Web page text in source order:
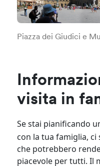
Piazza dei Giudici e
visita in
Se stai pianificando
con la tua famiglia,
che potrebbero
piacevole per tutti. Il